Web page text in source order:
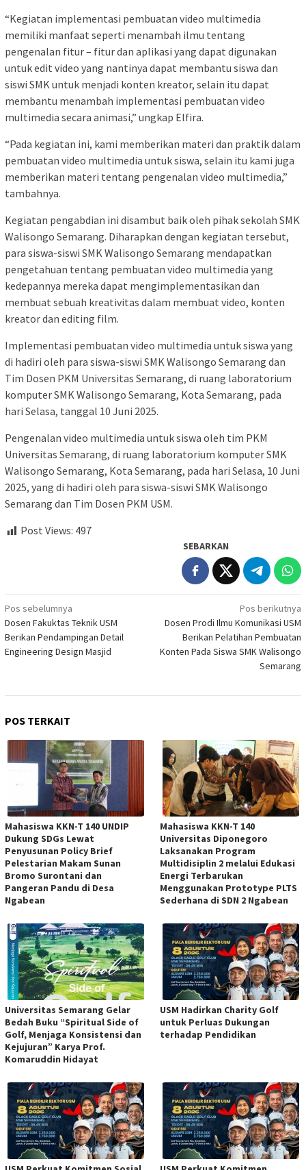
“Kegiatan implementasi pembuatan video multimedia
memiliki manfaat seperti menambah ilmu tentang
pengenalan fitur – fitur dan aplikasi yang dapat digunakan
untuk edit video yang nantinya dapat membantu siswa dan
siswi SMK untuk menjadi konten kreator, selain itu dapat
membantu menambah implementasi pembuatan video
multimedia secara animasi,” ungkap Elfira.
“Pada kegiatan ini, kami memberikan materi dan praktik dalam
pembuatan video multimedia untuk siswa, selain itu kami juga
memberikan materi tentang pengenalan video multimedia,”
tambahnya.
Kegiatan pengabdian ini disambut baik oleh pihak sekolah SMK
Walisongo Semarang. Diharapkan dengan kegiatan tersebut,
para siswa-siswi SMK Walisongo Semarang mendapatkan
pengetahuan tentang pembuatan video multimedia yang
kedepannya mereka dapat mengimplementasikan dan
membuat sebuah kreativitas dalam membuat video, konten
kreator dan editing film.
Implementasi pembuatan video multimedia untuk siswa yang
di hadiri oleh para siswa-siswi SMK Walisongo Semarang dan
Tim Dosen PKM Universitas Semarang, di ruang laboratorium
komputer SMK Walisongo Semarang, Kota Semarang, pada
hari Selasa, tanggal 10 Juni 2025.
Pengenalan video multimedia untuk siswa oleh tim PKM
Universitas Semarang, di ruang laboratorium komputer SMK
Walisongo Semarang, Kota Semarang, pada hari Selasa, 10 Juni
2025, yang di hadiri oleh para siswa-siswi SMK Walisongo
Semarang dan Tim Dosen PKM USM.
Post Views: 497
SEBARKAN
Navigasi
pos
Pos sebelumnya
Dosen Fakuktas Teknik USM
Berikan Pendampingan Detail
Engineering Design Masjid
Pos berikutnya
Dosen Prodi Ilmu Komunikasi USM
Berikan Pelatihan Pembuatan
Konten Pada Siswa SMK Walisongo
Semarang
POS TERKAIT
Mahasiswa KKN-T 140 UNDIP
Dukung SDGs Lewat
Penyusunan Policy Brief
Pelestarian Makam Sunan
Bromo Surontani dan
Pangeran Pandu di Desa
Ngabean
Mahasiswa KKN-T 140
Universitas Diponegoro
Laksanakan Program
Multidisiplin 2 melalui Edukasi
Energi Terbarukan
Menggunakan Prototype PLTS
Sederhana di SDN 2 Ngabean
Universitas Semarang Gelar
Bedah Buku “Spiritual Side of
Golf, Menjaga Konsistensi dan
Kejujuran” Karya Prof.
Komaruddin Hidayat
USM Hadirkan Charity Golf
untuk Perluas Dukungan
terhadap Pendidikan